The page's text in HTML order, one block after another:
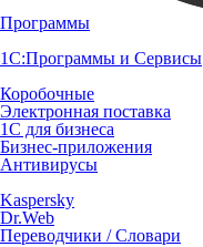
Программы
1С:Программы и Сервисы
Коробочные
Электронная поставка
1С для бизнеса
Бизнес-приложения
Антивирусы
Kaspersky
Dr.Web
Переводчики / Словари